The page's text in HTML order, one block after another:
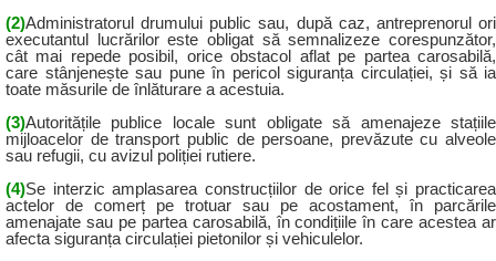
(2)Administratorul drumului public sau, după caz, antreprenorul ori
executantul lucrărilor este obligat să semnalizeze corespunzător,
cât mai repede posibil, orice obstacol aflat pe partea carosabilă,
care stânjenește sau pune în pericol siguranța circulației, și să ia
toate măsurile de înlăturare a acestuia.
(3)Autoritățile publice locale sunt obligate să amenajeze stațiile
mijloacelor de transport public de persoane, prevăzute cu alveole
sau refugii, cu avizul poliției rutiere.
(4)Se interzic amplasarea construcțiilor de orice fel și practicarea
actelor de comerț pe trotuar sau pe acostament, în parcările
amenajate sau pe partea carosabilă, în condițiile în care acestea ar
afecta siguranța circulației pietonilor și vehiculelor.